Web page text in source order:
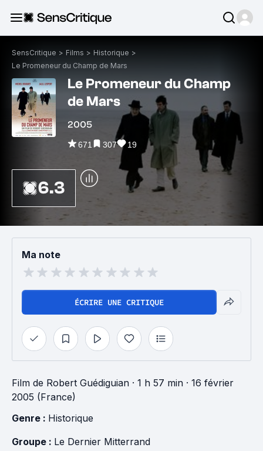
SensCritique > Films > Historique >
Le Promeneur du Champ de Mars
Le Promeneur du Champ
de Mars
2005
671 307 19
6.3
Ma note
ÉCRIRE UNE CRITIQUE
Film de Robert Guédiguian · 1 h 57 min · 16 février
2005 (France)
Genre : Historique
Groupe : Le Dernier Mitterrand